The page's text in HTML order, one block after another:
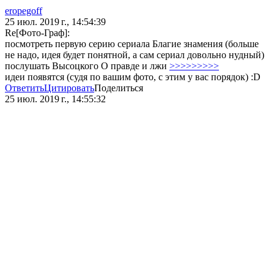
eropegoff
25 июл. 2019 г., 14:54:39
Re[Фото-Граф]:
посмотреть первую серию сериала Благие знамения (больше
не надо, идея будет понятной, а сам сериал довольно нудный)
послушать Высоцкого О правде и лжи >>>>>>>>>
идеи появятся (судя по вашим фото, с этим у вас порядок) :D
ОтветитьЦитироватьПоделиться
25 июл. 2019 г., 14:55:32